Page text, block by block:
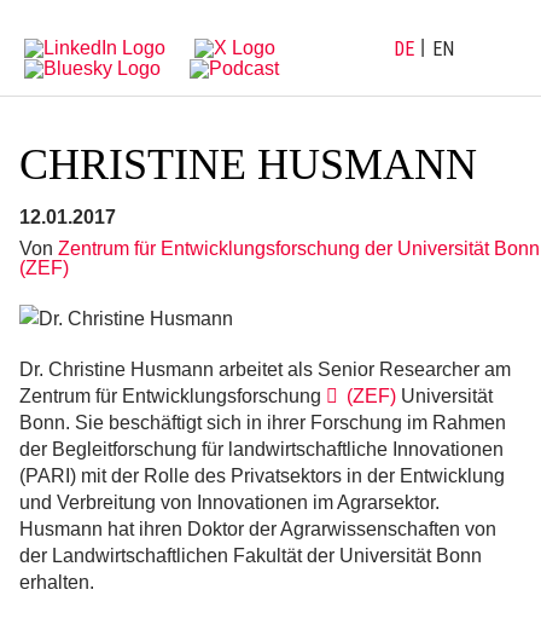
Hauptnavigation
Inhalt
DE EN
CHRISTINE HUSMANN
12.01.2017
Von Zentrum für Entwicklungsforschung der Universität Bonn
(ZEF)
Dr. Christine Husmann arbeitet als Senior Researcher am
Zentrum für Entwicklungsforschung
(ZEF) Universität
Bonn. Sie beschäftigt sich in ihrer Forschung im Rahmen
der Begleitforschung für landwirtschaftliche Innovationen
(PARI) mit der Rolle des Privatsektors in der Entwicklung
und Verbreitung von Innovationen im Agrarsektor.
Husmann hat ihren Doktor der Agrarwissenschaften von
der Landwirtschaftlichen Fakultät der Universität Bonn
erhalten.